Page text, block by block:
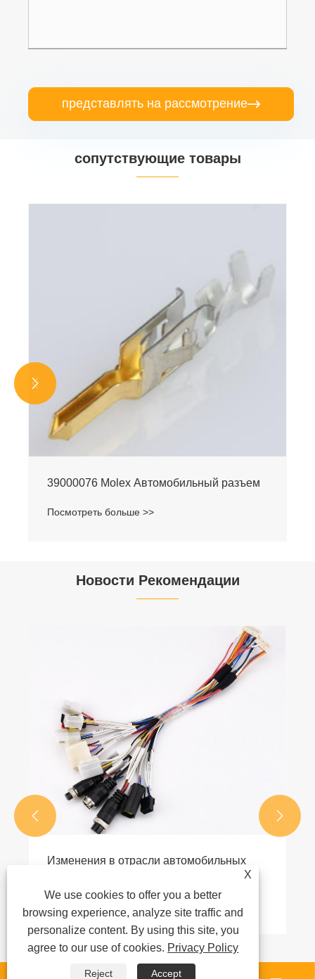
представлять на рассмотрение
сопутствующие товары
разъем
39000075 Molex
Посмотреть больше >>


Новости Рекомендации
за
индустрии разъемов:
различия и будущее
и американского
Посмотреть больше >>
 
X
We use cookies to offer you a better
browsing experience, analyze site traffic and
personalize content. By using this site, you
agree to our use of cookies. Privacy Policy
Reject Accept